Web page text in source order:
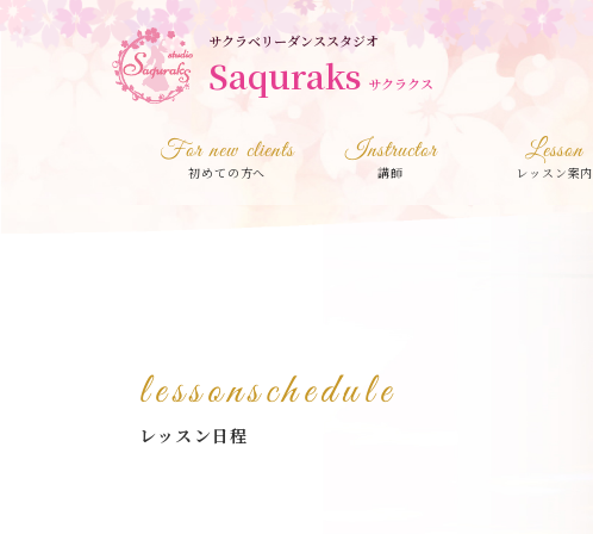
サクラベリーダンススタジオ
Saquraks サクラクス
For new clients
初めての方へ
Instructor
講師
Lesson
レッスン案内
lessonschedule
レッスン日程